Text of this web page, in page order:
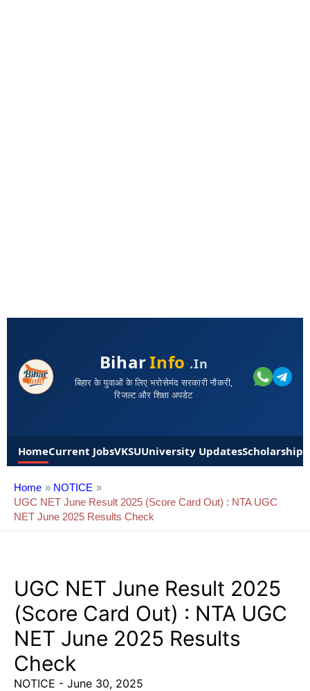
BiharInfo .in
बिहार के युवाओं के लिए भरोसेमंद सरकारी नौकरी,
रिजल्ट और शिक्षा अपडेट
HomeCurrent JobsVKSUUniversity UpdatesScholarships
Home
NOTICE
UGC NET June Result 2025 (Score Card Out) : NTA UGC
NET June 2025 Results Check
UGC NET June Result 2025
(Score Card Out) : NTA UGC
NET June 2025 Results
Check
NOTICE - June 30, 2025